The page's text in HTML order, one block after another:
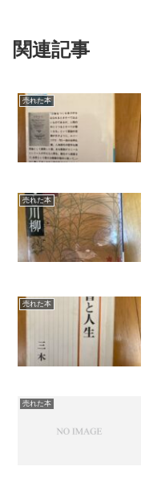
関連記事
売れた本
売れた本
売れた本
売れた本